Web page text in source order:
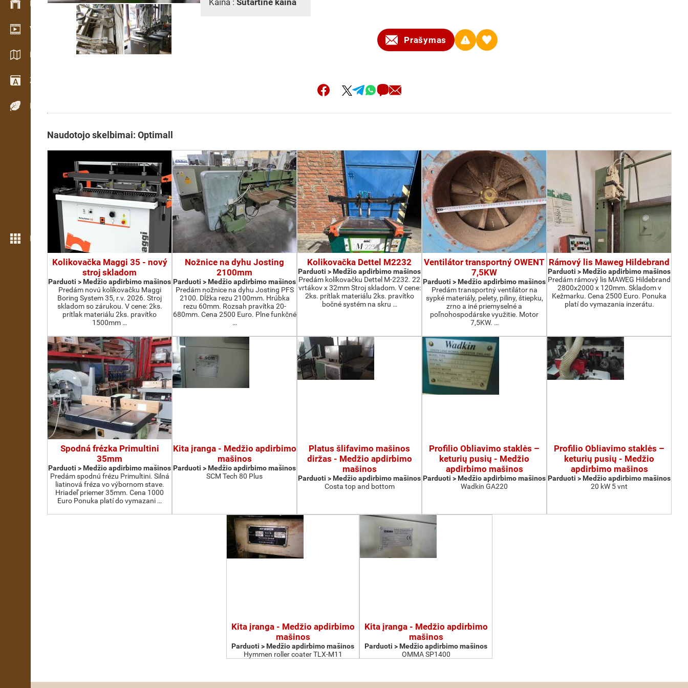
Inventoriaus valdymas
Vaizdo įrašų salė
Katalogai / Brošiūros
Žodynas
Medienos rūšys
Daugiau funkcijų
Kaina : Sutartinė kaina
Prašymas
Naudotojo skelbimai: Optimall
Kolikovačka Maggi 35 - nový
stroj skladom
Parduoti > Medžio apdirbimo mašinos
Predám novú kolíkovačku Maggi
Boring System 35, r.v. 2026. Stroj
skladom so zárukou. V cene: 2ks.
prítlak materiálu 2ks. pravítko
1500mm …
Nožnice na dyhu Josting
2100mm
Parduoti > Medžio apdirbimo mašinos
Predám nožnice na dyhu Josting PFS
2100. Dĺžka rezu 2100mm. Hrúbka
rezu 60mm. Rozsah pravítka 20-
680mm. Cena 2500 Euro. Plne funkčné
…
Kolikovačka Dettel M2232
Parduoti > Medžio apdirbimo mašinos
Predám kolíkovačku Dettel M-2232. 22
vrtákov x 32mm Stroj skladom. V cene:
2ks. prítlak materiálu 2ks. pravítko
bočné systém na skru …
Ventilátor transportný OWENT
7,5KW
Parduoti > Medžio apdirbimo mašinos
Predám transportný ventilátor na
sypké materiály, pelety, piliny, štiepku,
zrno a iné priemyselné a
poľnohospodárske využitie. Motor
7,5KW. …
Rámový lis Maweg Hildebrand
Parduoti > Medžio apdirbimo mašinos
Predám rámový lis MAWEG Hildebrand
2800x2000 x 120mm. Skladom v
Kežmarku. Cena 2500 Euro. Ponuka
platí do vymazania inzerátu.
Spodná frézka Primultini
35mm
Parduoti > Medžio apdirbimo mašinos
Predám spodnú frézu Primultini. Silná
liatinová fréza vo výbornom stave.
Hriadeľ priemer 35mm. Cena 1000
Euro Ponuka platí do vymazani …
Kita įranga - Medžio apdirbimo
mašinos
Parduoti > Medžio apdirbimo mašinos
SCM Tech 80 Plus
Platus šlifavimo mašinos
diržas - Medžio apdirbimo
mašinos
Parduoti > Medžio apdirbimo mašinos
Costa top and bottom
Profilio Obliavimo staklės –
keturių pusių - Medžio
apdirbimo mašinos
Parduoti > Medžio apdirbimo mašinos
Wadkin GA220
Profilio Obliavimo staklės –
keturių pusių - Medžio
apdirbimo mašinos
Parduoti > Medžio apdirbimo mašinos
20 kW 5 vnt
Kita įranga - Medžio apdirbimo
mašinos
Parduoti > Medžio apdirbimo mašinos
Hymmen roller coater TLX-M11
Kita įranga - Medžio apdirbimo
mašinos
Parduoti > Medžio apdirbimo mašinos
OMMA SP1400